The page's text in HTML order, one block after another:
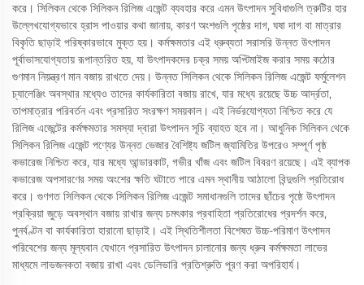
করে। সিলিকন থেকে সিলিকন রিলিজ এজেন্ট ব্যবহার করে এমন উৎপাদন সুবিধাগুলি ত্রুটির হার
উল্লেখযোগ্যভাবে হ্রাস পাওয়ার কথা জানায়, কারণ অংশগুলি পৃষ্ঠের দাগ, ঘষা দাগ বা মাত্রার
বিকৃতি ছাড়াই পরিষ্কারভাবে মুক্ত হয়। কর্মক্ষমতার এই ধ্রুব্যতা সরাসরি উন্নত উৎপাদন
পূর্বাভাসযোগ্যতায় রূপান্তরিত হয়, যা উৎপাদকদের চক্র সময় অপ্টিমাইজ করার সময় কঠোর
গুণমান নিয়ন্ত্রণ মান বজায় রাখতে দেয়। উন্নত সিলিকন থেকে সিলিকন রিলিজ এজেন্ট ফর্মুলেশন
চ্যালেঞ্জিং অবস্থার মধ্যেও তাদের কার্যকারিতা বজায় রাখে, যার মধ্যে রয়েছে উচ্চ আর্দ্রতা,
তাপমাত্রার পরিবর্তন এবং প্রসারিত সংরক্ষণ সময়কাল। এই নির্ভরযোগ্যতা নিশ্চিত করে যে
রিলিজ এজেন্টের কর্মক্ষমতার সমস্যা দ্বারা উৎপাদন সূচি ব্যাহত হবে না। আধুনিক সিলিকন থেকে
সিলিকন রিলিজ এজেন্ট পণ্যের উন্নত ভেজার বৈশিষ্ট্য জটিল জ্যামিতির উপরেও সম্পূর্ণ পৃষ্ঠ
কভারেজ নিশ্চিত করে, যার মধ্যে আন্ডারকাট, গভীর খাঁজ এবং জটিল বিবরণ রয়েছে। এই ব্যাপক
কভারেজ অপসারণের সময় অংশের ক্ষতি ঘটাতে পারে এমন স্থানীয় আঠালো বিন্দুগুলি প্রতিরোধ
করে। গুণগত সিলিকন থেকে সিলিকন রিলিজ এজেন্ট সমাধানগুলি তাদের ছাঁচের পৃষ্ঠে উৎপাদন
প্রক্রিয়া জুড়ে অবস্থান বজায় রাখার জন্য চমৎকার প্রবাহিতা প্রতিরোধের প্রদর্শন করে,
পুনর্বণ্টন বা কার্যকারিতা হারানো ছাড়াই। এই স্থিতিশীলতা বিশেষত উচ্চ-পরিমাণ উৎপাদন
পরিবেশের জন্য মূল্যবান যেখানে প্রসারিত উৎপাদন চালানোর জন্য ধ্রুব কর্মক্ষমতা লাভের
মাধ্যমে লাভজনকতা বজায় রাখা এবং ডেলিভারি প্রতিশ্রুতি পূরণ করা অপরিহার্য।